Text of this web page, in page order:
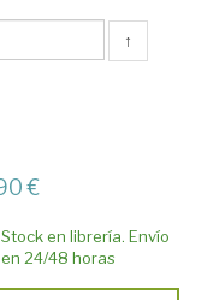
↑
€
Stock en librería. Envío
en 24/48 horas